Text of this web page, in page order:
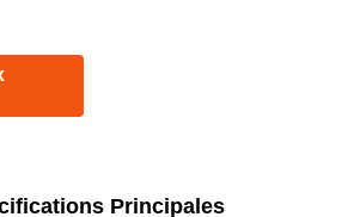
Principales